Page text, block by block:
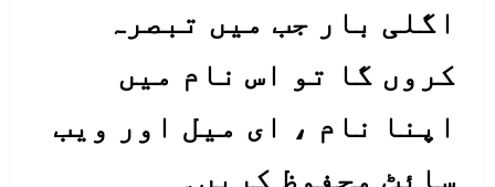
اگلی بار جب میں تبصرہ
کروں گا تو اس نام میں
اپنا نام ، ای میل اور ویب
سائٹ محفوظ کریں۔